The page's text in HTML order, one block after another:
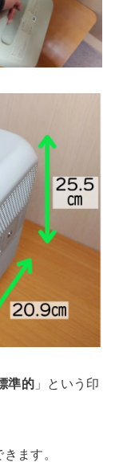
準的 」という印
ます。